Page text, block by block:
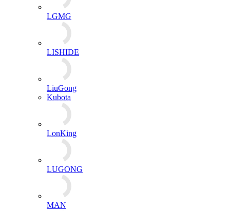
LGMG
LISHIDE
LiuGong
Kubota
LonKing
LUGONG
MAN